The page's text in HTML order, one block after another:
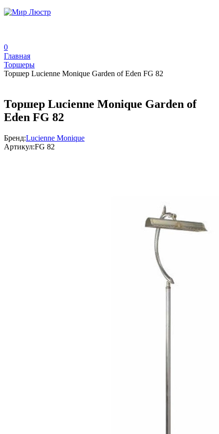
0
Главная
Торшеры
Торшер Lucienne Monique Garden of Eden FG 82
Торшер Lucienne Monique Garden of
Eden FG 82
Бренд:Lucienne Monique
Артикул:FG 82